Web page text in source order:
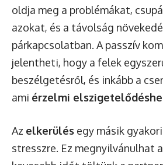
oldja meg a problémákat,
azokat, és a távolság
párkapcsolatban. A passzív
jelentheti, hogy a felek
beszélgetésről, és inkább a
ami érzelmi
Az elkerülés egy másik
stresszre. Ez megnyilvánulhat